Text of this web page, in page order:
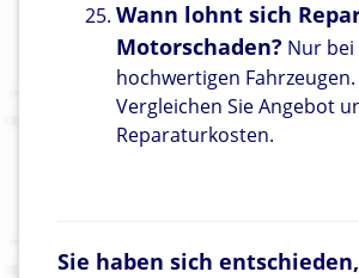
Wann lohnt sich
Motorschaden? Nur bei
hochwertigen
Vergleichen Sie Angebot
Reparaturkosten.
Sie haben sich